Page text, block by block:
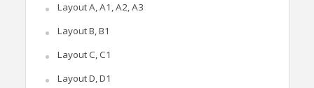
Layout A, A1, A2, A3
Layout B, B1
Layout C, C1
Layout D, D1